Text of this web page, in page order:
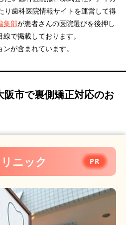
ニック PR
ガル 矯正歯科医院大阪オル
リニック
トレア歯科矯正歯科・美容
歯科
科
り歯科医院情報サイトを運営して得
集部が患者さんの医院選びを後押し
で掲載しております。
が含まれています。
阪市で裏側矯正対応のお
ニック